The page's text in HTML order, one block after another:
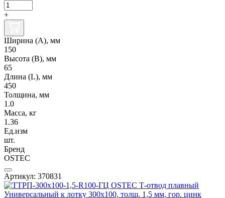
+
Ширина (А), мм
150
Высота (В), мм
65
Длина (L), мм
450
Толщина, мм
1.0
Масса, кг
1.36
Ед.изм
шт.
Бренд
OSTEC
Артикул: 370831